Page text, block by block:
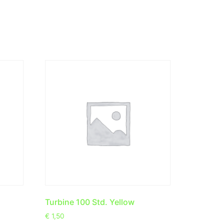
Turbine 100 Std. Yellow
€ 1,50